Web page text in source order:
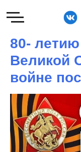
80-
Великой
войне